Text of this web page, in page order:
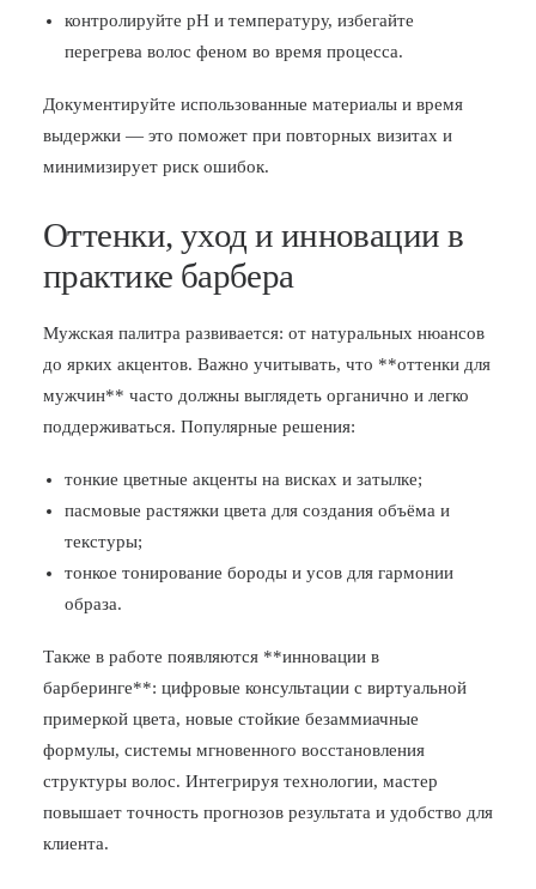
контролируйте pH и температуру, избегайте
перегрева волос феном во время процесса.
Документируйте использованные материалы и время
выдержки — это поможет при повторных визитах и
минимизирует риск ошибок.
Оттенки, уход и инновации в
практике барбера
Мужская палитра развивается: от натуральных нюансов
до ярких акцентов. Важно учитывать, что **оттенки для
мужчин** часто должны выглядеть органично и легко
поддерживаться. Популярные решения:
тонкие цветные акценты на висках и затылке;
пасмовые растяжки цвета для создания объёма и
текстуры;
тонкое тонирование бороды и усов для гармонии
образа.
Также в работе появляются **инновации в
барберинге**: цифровые консультации с виртуальной
примеркой цвета, новые стойкие безаммиачные
формулы, системы мгновенного восстановления
структуры волос. Интегрируя технологии, мастер
повышает точность прогнозов результата и удобство для
клиента.